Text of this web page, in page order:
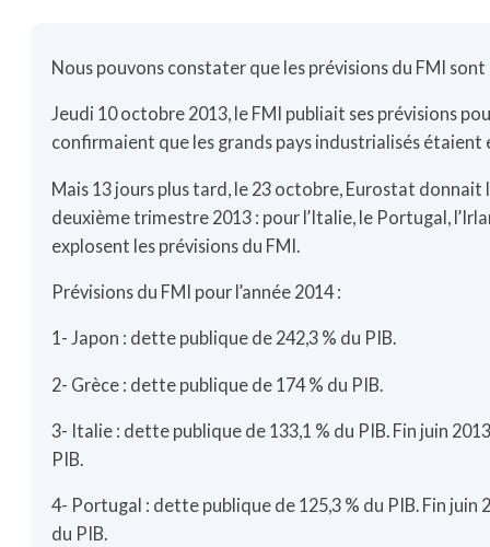
Nous pouvons constater que les prévisions du FMI sont
Jeudi 10 octobre 2013, le FMI publiait ses prévisions
confirmaient que les grands pays industrialisés étaient
Mais 13 jours plus tard, le 23 octobre, Eurostat
deuxième trimestre 2013 : pour l’Italie, le Portugal,
explosent les prévisions du FMI.
Prévisions du FMI pour l’année 2014 :
1- Japon : dette publique de 242,3 % du PIB.
2- Grèce : dette publique de 174 % du PIB.
3- Italie : dette publique de 133,1 % du PIB. Fin juin
PIB.
4- Portugal : dette publique de 125,3 % du PIB. Fin juin
du PIB.